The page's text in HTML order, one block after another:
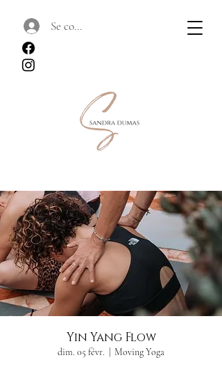
Se connecter
Yin Yang Flow
dim. 05 févr. Moving Yoga